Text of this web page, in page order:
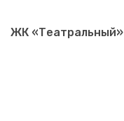
ЖК «Театральный»